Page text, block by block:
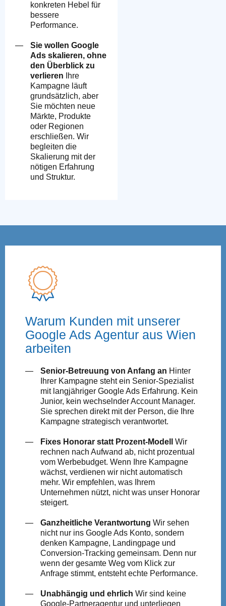
konkreten Hebel für
bessere
Performance.
Sie wollen Google
Ads skalieren, ohne
den Überblick zu
verlieren Ihre
Kampagne läuft
grundsätzlich, aber
Sie möchten neue
Märkte, Produkte
oder Regionen
erschließen. Wir
begleiten die
Skalierung mit der
nötigen Erfahrung
und Struktur.
Warum Kunden mit unserer
Google Ads Agentur aus Wien
arbeiten
Senior-Betreuung von Anfang an Hinter
Ihrer Kampagne steht ein Senior-Spezialist
mit langjähriger Google Ads Erfahrung. Kein
Junior, kein wechselnder Account Manager.
Sie sprechen direkt mit der Person, die Ihre
Kampagne strategisch verantwortet.
Fixes Honorar statt Prozent-Modell
Wir
rechnen nach Aufwand ab, nicht prozentual
vom Werbebudget. Wenn Ihre Kampagne
wächst, verdienen wir nicht automatisch
mehr. Wir empfehlen, was Ihrem
Unternehmen nützt, nicht was unser Honorar
steigert.
Ganzheitliche Verantwortung Wir sehen
nicht nur ins Google Ads Konto, sondern
denken Kampagne, Landingpage und
Conversion-Tracking gemeinsam. Denn nur
wenn der gesamte Weg vom Klick zur
Anfrage stimmt, entsteht echte Performance.
Unabhängig und ehrlich Wir sind keine
Google-Partneragentur und unterliegen